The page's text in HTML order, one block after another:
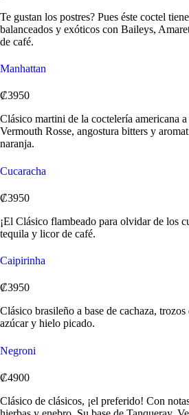
Te gustan los postres? Pues éste coctel
balanceados y exóticos con Baileys,
de café.
Manhattan
₡3950
Clásico martini de la coctelería americana
Vermouth Rosse, angostura bitters y
naranja.
Cucaracha
₡3950
¡El Clásico flambeado para olvidar de los
tequila y licor de café.
Caipirinha
₡3950
Clásico brasileño a base de cachaza,
azúcar y hielo picado.
Negroni
₡4900
Clásico de clásicos, ¡el preferido! Con